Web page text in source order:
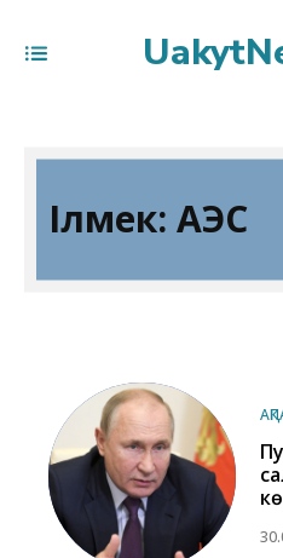
Ілмек: АЭС